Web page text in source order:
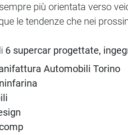
più orientata verso
le tendenze che nei
6 supercar progettate,
Automobili Torino